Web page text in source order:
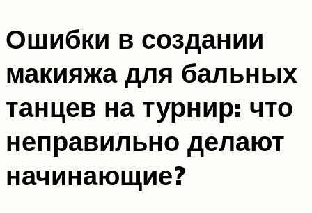
Ошибки в создании
макияжа для бальных
танцев на турнир: что
неправильно делают
начинающие?